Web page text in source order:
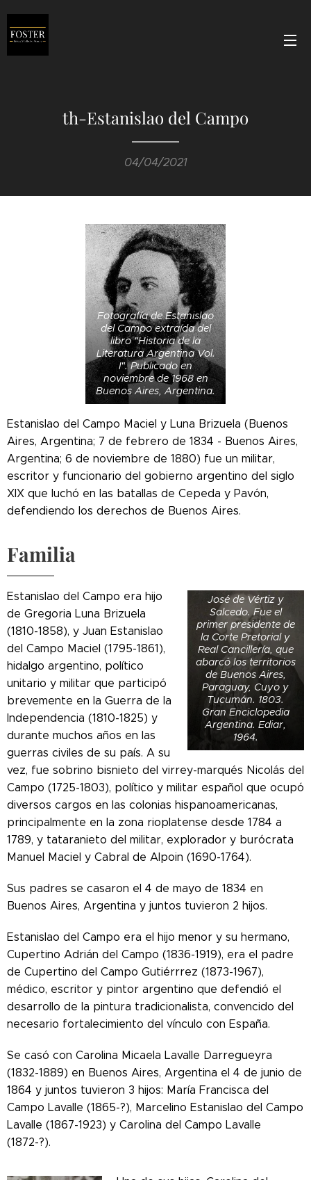
th-Estanislao del Campo
04/04/2021
Fotografía de Estanislao
del Campo extraída del
libro "Historia de la
Literatura Argentina Vol.
I". Publicado en
noviembre de 1968 en
Buenos Aires, Argentina.
Estanislao del Campo Maciel y Luna Brizuela (Buenos
Aires, Argentina; 7 de febrero de 1834 - Buenos Aires,
Argentina; 6 de noviembre de 1880) fue un militar,
escritor y funcionario del gobierno argentino del siglo
XIX que luchó en las batallas de Cepeda y Pavón,
defendiendo los derechos de Buenos Aires.
Familia
José de Vértiz y
Salcedo. Fue el
primer presidente de
la Corte Pretorial y
Real Cancillería, que
abarcó los territorios
de Buenos Aires,
Paraguay, Cuyo y
Tucumán. 1803.
Gran Enciclopedia
Argentina. Ediar,
1964.
Estanislao del Campo era hijo
de Gregoria Luna Brizuela
(1810-1858), y Juan Estanislao
del Campo Maciel (1795-1861),
hidalgo argentino, político
unitario y militar que participó
brevemente en la Guerra de la
Independencia (1810-1825) y
durante muchos años en las
guerras civiles de su país. A su
vez, fue sobrino bisnieto del virrey-marqués Nicolás del
Campo (1725-1803), político y militar español que ocupó
diversos cargos en las colonias hispanoamericanas,
principalmente en la zona rioplatense desde 1784 a
1789, y tataranieto del militar, explorador y burócrata
Manuel Maciel y Cabral de Alpoin (1690-1764).
Sus padres se casaron el 4 de mayo de 1834 en
Buenos Aires, Argentina y juntos tuvieron 2 hijos.
Estanislao del Campo era el hijo menor y su hermano,
Cupertino Adrián del Campo (1836-1919), era el padre
de Cupertino del Campo Gutiérrrez (1873-1967),
médico, escritor y pintor argentino que defendió el
desarrollo de la pintura tradicionalista, convencido del
necesario fortalecimiento del vínculo con España.
Se casó con Carolina Micaela Lavalle Darregueyra
(1832-1889) en Buenos Aires, Argentina el 4 de junio de
1864 y juntos tuvieron 3 hijos: María Francisca del
Campo Lavalle (1865-?), Marcelino Estanislao del Campo
Lavalle (1867-1923) y Carolina del Campo Lavalle
(1872-?).